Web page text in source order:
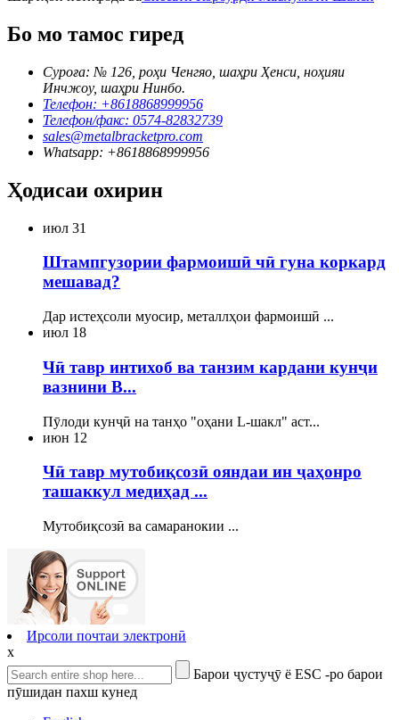
Бо мо тамос гиред
Суроға: № 126, роҳи Ченгяо, шаҳри Ҳенси, ноҳияи
Инчжоу, шаҳри Нинбо.
Телефон: +8618868999956
Телефон/факс: 0574-82832739
sales@metalbracketpro.com
Whatsapp: +8618868999956
Ҳодисаи охирин
июл 31
Штампгузории фармоишӣ чӣ гуна коркард
мешавад?
Дар истеҳсоли муосир, металлҳои фармоишӣ ...
июл 18
Чӣ тавр интихоб ва танзим кардани кунҷи
вазнини B...
Пӯлоди кунҷӣ на танҳо "оҳани L-шакл" аст...
июн 12
Чӣ тавр мутобиқсозӣ ояндаи ин ҷаҳонро
ташаккул медиҳад ...
Мутобиқсозӣ ва самаранокии ...
Ирсоли почтаи электронӣ
x
Барои ҷустуҷӯ ё ESC -ро барои
пӯшидан пахш кунед